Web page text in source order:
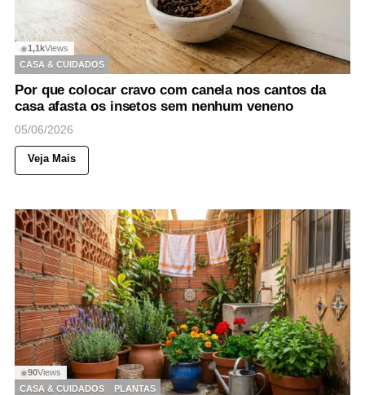
◉1,1kViews
CASA & CUIDADOS
Por que colocar cravo com canela nos cantos da
casa afasta os insetos sem nenhum veneno
05/06/2026
Veja Mais
◉90Views
CASA & CUIDADOS
PLANTAS